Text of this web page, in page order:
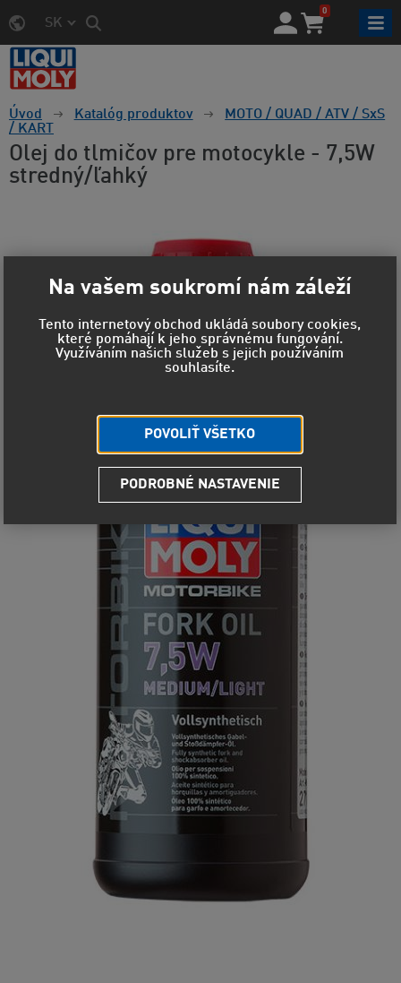
SK
0
Úvod Katalóg produktov
MOTO / QUAD / ATV / SxS
/ KART
Olej do tlmičov pre motocykle - 7,5W
stredný/ľahký
Na vašem soukromí nám záleží
Tento internetový obchod ukládá soubory cookies,
které pomáhají k jeho správnému fungování.
Využíváním našich služeb s jejich používáním
souhlasíte.
POVOLIŤ VŠETKO
PODROBNÉ NASTAVENIE